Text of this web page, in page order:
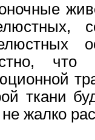
что
ткани
жалко